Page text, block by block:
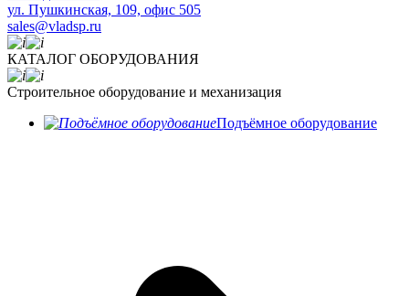
ул. Пушкинская, 109, офис 505
sales@vladsp.ru
КАТАЛОГ ОБОРУДОВАНИЯ
Строительное оборудование и механизация
Подъёмное оборудование